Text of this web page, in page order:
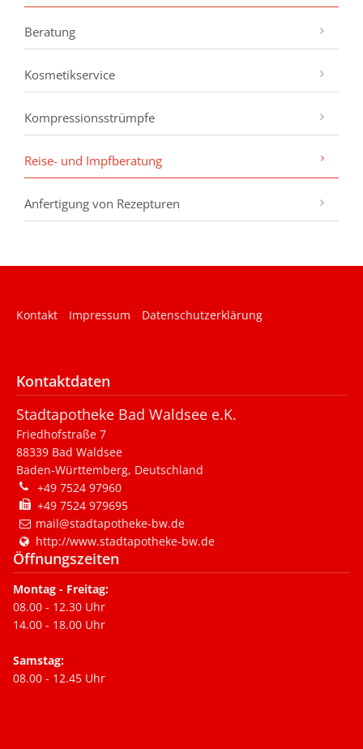
Beratung
Kosmetikservice
Kompressionsstrümpfe
Reise- und Impfberatung
Anfertigung von Rezepturen
Kontakt Impressum Datenschutzerklärung
Kontaktdaten
Stadtapotheke Bad Waldsee e.K.
Friedhofstraße 7
88339 Bad Waldsee
Baden-Württemberg, Deutschland
+49 7524 97960
+49 7524 979695
mail@stadtapotheke-bw.de
http://www.stadtapotheke-bw.de
Öffnungszeiten
Montag - Freitag:
08.00 - 12.30 Uhr
14.00 - 18.00 Uhr
Samstag:
08.00 - 12.45 Uhr
Your e-Mail*
Telefon
Website
Straße
Message*
Send a copy of this email to me
Captcha
Summe aus 2 und 7?